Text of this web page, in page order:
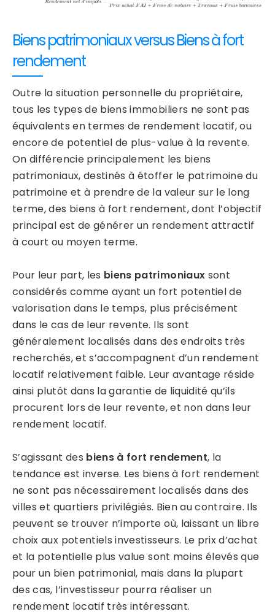
Biens patrimoniaux versus Biens à fort
rendement
Outre la situation personnelle du propriétaire,
tous les types de biens immobiliers ne sont pas
équivalents en termes de rendement locatif, ou
encore de potentiel de plus-value à la revente.
On différencie principalement les biens
patrimoniaux, destinés à étoffer le patrimoine du
patrimoine et à prendre de la valeur sur le long
terme, des biens à fort rendement, dont l’objectif
principal est de générer un rendement attractif
à court ou moyen terme.
Pour leur part, les biens patrimoniaux sont
considérés comme ayant un fort potentiel de
valorisation dans le temps, plus précisément
dans le cas de leur revente. Ils sont
généralement localisés dans des endroits très
recherchés, et s’accompagnent d’un rendement
locatif relativement faible. Leur avantage réside
ainsi plutôt dans la garantie de liquidité qu’ils
procurent lors de leur revente, et non dans leur
rendement locatif.
S’agissant des biens à fort rendement, la
tendance est inverse. Les biens à fort rendement
ne sont pas nécessairement localisés dans des
villes et quartiers privilégiés. Bien au contraire. Ils
peuvent se trouver n’importe où, laissant un libre
choix aux potentiels investisseurs. Le prix d’achat
et la potentielle plus value sont moins élevés que
pour un bien patrimonial, mais dans la plupart
des cas, l’investisseur pourra réaliser un
rendement locatif très intéressant.